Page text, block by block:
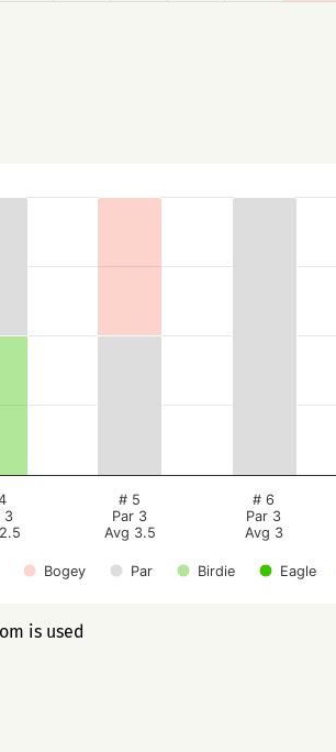
Bogey Par Birdie Eagle
3
# 5
Par 3
Avg 3.5
# 6
Par 3
Avg 3
is used